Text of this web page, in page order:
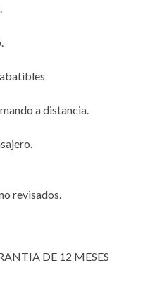
a distancia.
revisados.
DE 12 MESES